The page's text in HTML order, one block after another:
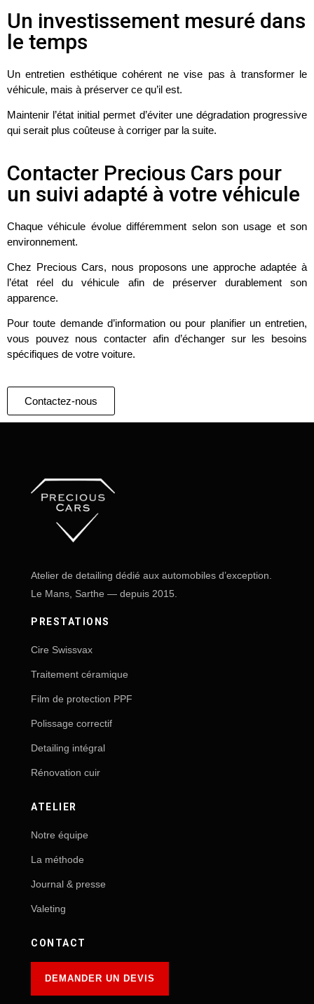
Un investissement mesuré dans
le temps
Un entretien esthétique cohérent ne vise pas à transformer le
véhicule, mais à préserver ce qu’il est.
Maintenir l’état initial permet d’éviter une dégradation progressive
qui serait plus coûteuse à corriger par la suite.
Contacter Precious Cars pour
un suivi adapté à votre véhicule
Chaque véhicule évolue différemment selon son usage et son
environnement.
Chez Precious Cars, nous proposons une approche adaptée à
l’état réel du véhicule afin de préserver durablement son
apparence.
Pour toute demande d’information ou pour planifier un entretien,
vous pouvez nous contacter afin d’échanger sur les besoins
spécifiques de votre voiture.
Contactez-nous
Atelier de detailing dédié aux automobiles d’exception.
Le Mans, Sarthe — depuis 2015.
PRESTATIONS
Cire Swissvax
Traitement céramique
Film de protection PPF
Polissage correctif
Detailing intégral
Rénovation cuir
ATELIER
Notre équipe
La méthode
Journal & presse
Valeting
CONTACT
DEMANDER UN DEVIS